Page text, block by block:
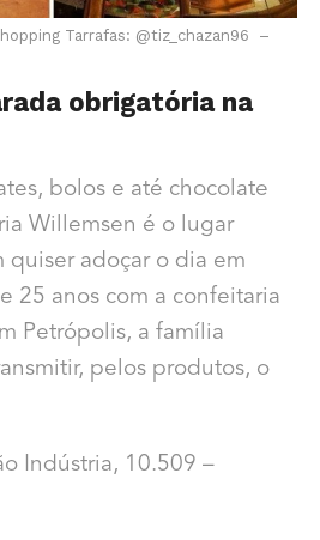
Tarrafas: @tiz_chazan96 –
obrigatória na
bolos e até chocolate
Willemsen é o lugar
adoçar o dia em
25 anos com a confeitaria
Petrópolis, a família
pelos produtos, o
Indústria, 10.509 –